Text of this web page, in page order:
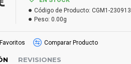
Código de Producto: CGM1-
Peso: 0.00g
Comparar Producto
REVISIONES